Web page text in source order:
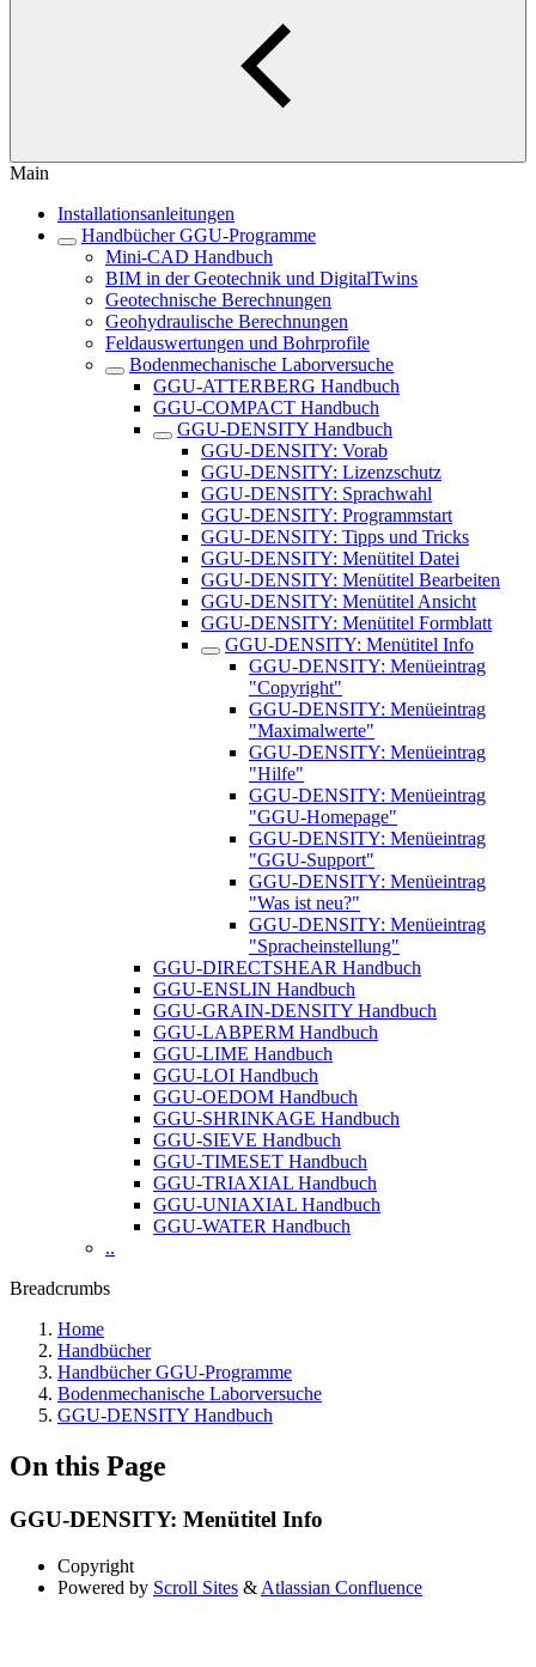
Main
Installationsanleitungen
Handbücher GGU-Programme
Mini-CAD Handbuch
BIM in der Geotechnik und DigitalTwins
Geotechnische Berechnungen
Geohydraulische Berechnungen
Feldauswertungen und Bohrprofile
Bodenmechanische Laborversuche
GGU-ATTERBERG Handbuch
GGU-COMPACT Handbuch
GGU-DENSITY Handbuch
GGU-DENSITY: Vorab
GGU-DENSITY: Lizenzschutz
GGU-DENSITY: Sprachwahl
GGU-DENSITY: Programmstart
GGU-DENSITY: Tipps und Tricks
GGU-DENSITY: Menütitel Datei
GGU-DENSITY: Menütitel Bearbeiten
GGU-DENSITY: Menütitel Ansicht
GGU-DENSITY: Menütitel Formblatt
GGU-DENSITY: Menütitel Info
GGU-DENSITY: Menüeintrag
"Copyright"
GGU-DENSITY: Menüeintrag
"Maximalwerte"
GGU-DENSITY: Menüeintrag
"Hilfe"
GGU-DENSITY: Menüeintrag
"GGU-Homepage"
GGU-DENSITY: Menüeintrag
"GGU-Support"
GGU-DENSITY: Menüeintrag
"Was ist neu?"
GGU-DENSITY: Menüeintrag
"Spracheinstellung"
GGU-DIRECTSHEAR Handbuch
GGU-ENSLIN Handbuch
GGU-GRAIN-DENSITY Handbuch
GGU-LABPERM Handbuch
GGU-LIME Handbuch
GGU-LOI Handbuch
GGU-OEDOM Handbuch
GGU-SHRINKAGE Handbuch
GGU-SIEVE Handbuch
GGU-TIMESET Handbuch
GGU-TRIAXIAL Handbuch
GGU-UNIAXIAL Handbuch
GGU-WATER Handbuch
..
Breadcrumbs
Home
Handbücher
Handbücher GGU-Programme
Bodenmechanische Laborversuche
GGU-DENSITY Handbuch
On this Page
GGU-DENSITY: Menütitel Info
Copyright
Powered by Scroll Sites & Atlassian Confluence